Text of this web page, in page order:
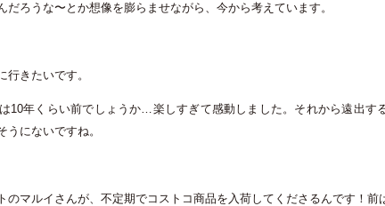
だろうな〜とか想像を膨らませながら、今から考えています。
行きたいです。
10年くらい前でしょうか…楽しすぎて感動しました。それから遠出す
うにないですね。
のマルイさんが、不定期でコストコ商品を入荷してくださるんです！前